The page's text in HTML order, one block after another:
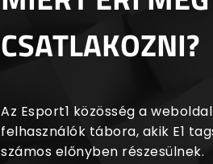
CSATLAKOZNI?
Az Esport1 közösség a
felhasználók tábora, akik E1
számos előnyben részesülnek.